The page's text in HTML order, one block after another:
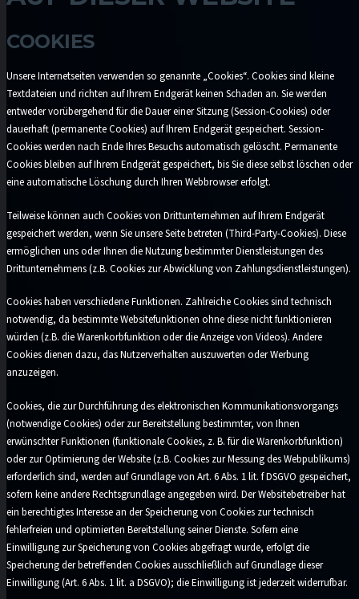
COOKIES
Unsere Internetseiten verwenden so genannte „Cookies“. Cookies sind kleine
Textdateien und richten auf Ihrem Endgerät keinen Schaden an. Sie werden
entweder vorübergehend für die Dauer einer Sitzung (Session-Cookies) oder
dauerhaft (permanente Cookies) auf Ihrem Endgerät gespeichert. Session-
Cookies werden nach Ende Ihres Besuchs automatisch gelöscht. Permanente
Cookies bleiben auf Ihrem Endgerät gespeichert, bis Sie diese selbst löschen oder
eine automatische Löschung durch Ihren Webbrowser erfolgt.
Teilweise können auch Cookies von Drittunternehmen auf Ihrem Endgerät
gespeichert werden, wenn Sie unsere Seite betreten (Third-Party-Cookies). Diese
ermöglichen uns oder Ihnen die Nutzung bestimmter Dienstleistungen des
Drittunternehmens (z.B. Cookies zur Abwicklung von Zahlungsdienstleistungen).
Cookies haben verschiedene Funktionen. Zahlreiche Cookies sind technisch
notwendig, da bestimmte Websitefunktionen ohne diese nicht funktionieren
würden (z.B. die Warenkorbfunktion oder die Anzeige von Videos). Andere
Cookies dienen dazu, das Nutzerverhalten auszuwerten oder Werbung
anzuzeigen.
Cookies, die zur Durchführung des elektronischen Kommunikationsvorgangs
(notwendige Cookies) oder zur Bereitstellung bestimmter, von Ihnen
erwünschter Funktionen (funktionale Cookies, z. B. für die Warenkorbfunktion)
oder zur Optimierung der Website (z.B. Cookies zur Messung des Webpublikums)
erforderlich sind, werden auf Grundlage von Art. 6 Abs. 1 lit. f DSGVO gespeichert,
sofern keine andere Rechtsgrundlage angegeben wird. Der Websitebetreiber hat
ein berechtigtes Interesse an der Speicherung von Cookies zur technisch
fehlerfreien und optimierten Bereitstellung seiner Dienste. Sofern eine
Einwilligung zur Speicherung von Cookies abgefragt wurde, erfolgt die
Speicherung der betreffenden Cookies ausschließlich auf Grundlage dieser
Einwilligung (Art. 6 Abs. 1 lit. a DSGVO); die Einwilligung ist jederzeit widerrufbar.